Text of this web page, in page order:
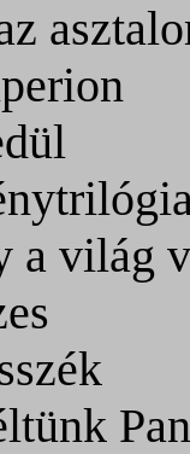
a világ